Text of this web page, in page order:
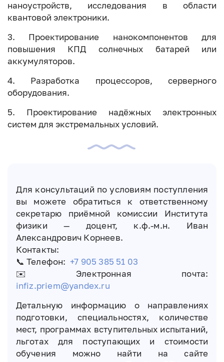
наноустройств, исследования в области
квантовой электроники.
3. Проектирование нанокомпонентов для
повышения КПД солнечных батарей или
аккумуляторов.
4. Разработка процессоров, серверного
оборудования.
5. Проектирование надёжных электронных
систем для экстремальных условий.
Для консультаций по условиям поступления
вы можете обратиться к ответственному
секретарю приёмной комиссии Института
физики — доцент, к.ф.-м.н. Иван
Александрович Корнеев.
Контакты:
📞 Телефон: +7 905 385 51 03
✉️ Электронная почта:
infiz.priem@yandex.ru
Детальную информацию о направлениях
подготовки, специальностях, количестве
мест, программах вступительных испытаний,
льготах для поступающих и стоимости
обучения можно найти на сайте